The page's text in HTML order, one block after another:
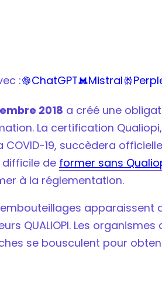
le sommaire
faire pour pérenniser
:ChatGPTMistral 
2018 a créé une
La certification
19, succèdera
de former sans
à la réglementation.
apparaissent
QUALIOPI. Les
se bousculent pour